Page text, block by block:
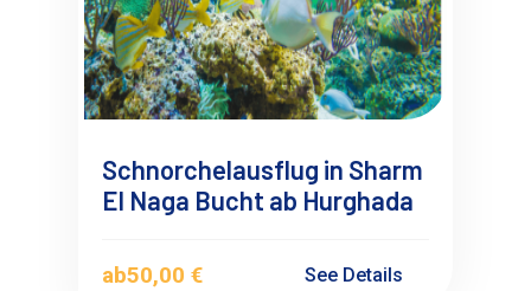
Schnorchelausflug in Sharm
El Naga Bucht ab Hurghada
ab50,00 € See Details